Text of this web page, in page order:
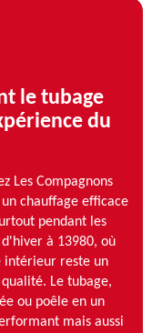
le tubage
du
Les Compagnons
chauffage efficace
pendant les
à 13980, où
intérieur reste un
Le tubage,
ou poêle en un
mais aussi